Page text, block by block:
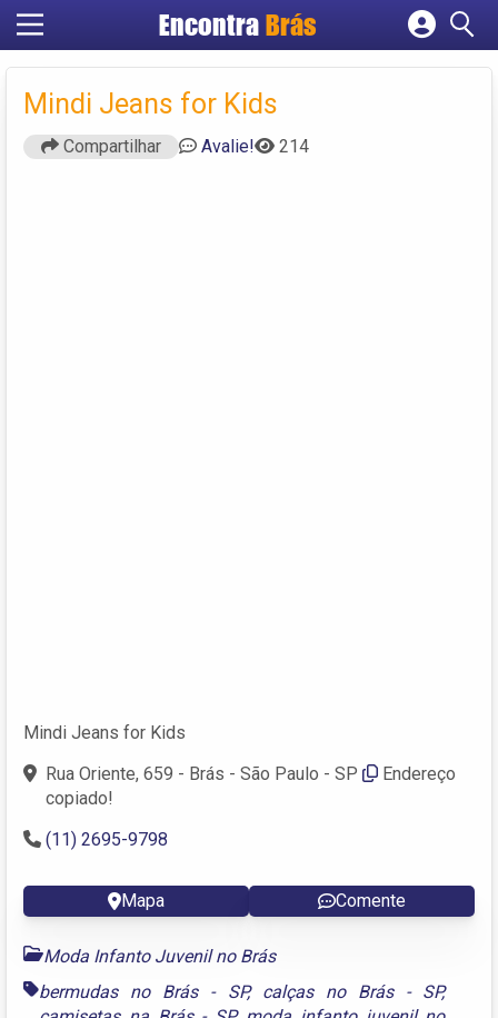
Encontra Brás
Cadastrar empresa
Criar conta
Mindi Jeans for Kids
Compartilhar Avalie! 214
Mindi Jeans for Kids
Rua Oriente, 659 - Brás - São Paulo - SP
Endereço
copiado!
(11) 2695-9798
Mapa Comente
Moda Infanto Juvenil no Brás
bermudas no Brás - SP, calças no Brás - SP,